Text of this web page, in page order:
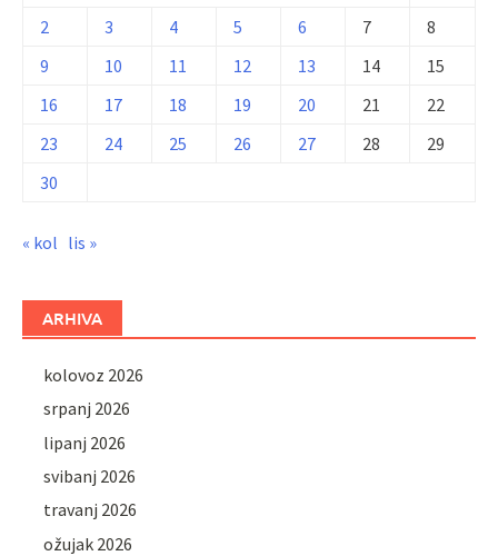
2
3 4 5 6 7
8
9
10 11 12 13 14
15
16
17 18 19 20 21
22
23
24 25 26 27 28
29
30
« kol lis »
ARHIVA
kolovoz 2026
srpanj 2026
lipanj 2026
svibanj 2026
travanj 2026
ožujak 2026